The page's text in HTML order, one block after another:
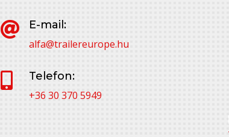

E-mail:
alfa@trailereurope.hu

Telefon:
+36 30 370 5949